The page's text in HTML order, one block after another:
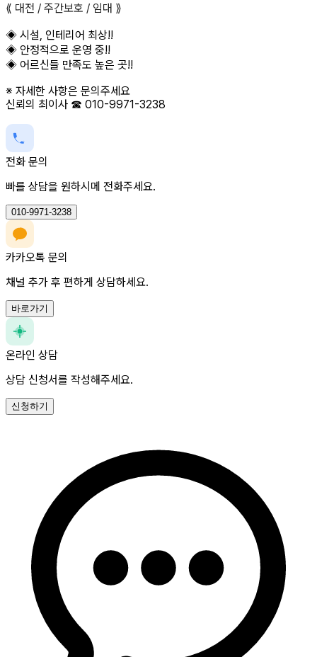
⟪ 대전 / 주간보호 / 임대 ⟫
◈ 시설, 인테리어 최상!!
◈ 안정적으로 운영 중!!
◈ 어르신들 만족도 높은 곳!!
※ 자세한 사항은 문의주세요
신뢰의 최이사 ☎ 010-9971-3238
전화 문의
빠를 상담을 원하시메 전화주세요.
010-9971-3238
카카오톡 문의
채널 추가 후 편하게 상담하세요.
바로가기
온라인 상담
상담 신청서를 작성해주세요.
신청하기